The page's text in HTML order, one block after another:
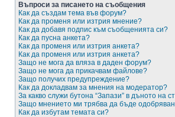
Въпроси за писането на съобщения
Как да създам тема във форум?
Как да променя или изтрия мнение?
Как да добавя подпис към съобщенията си?
Как да пусна анкета?
Как да променя или изтрия анкета?
Как да променя или изтрия анкета?
Защо не мога да вляза в даден форум?
Защо не мога да прикачвам файлове?
Защо получих предупреждение?
Как да докладвам за мнения на модератор?
За какво служи бутона “Запази” в дъното на
Защо мнението ми трябва да бъде
Как да избутам темата си?